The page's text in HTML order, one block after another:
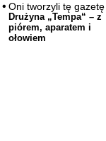
Oni tworzyli tę gazetę
Drużyna „Tempa“ – z
piórem, aparatem i
ołowiem